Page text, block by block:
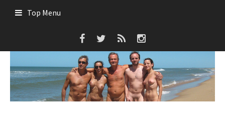
Top Menu